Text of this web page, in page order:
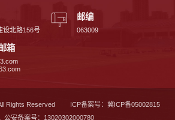
设北路156号
邮编
063009
箱
All Rights Reserved ICP备案号：冀ICP备05002815
公安备案号：13020302000780